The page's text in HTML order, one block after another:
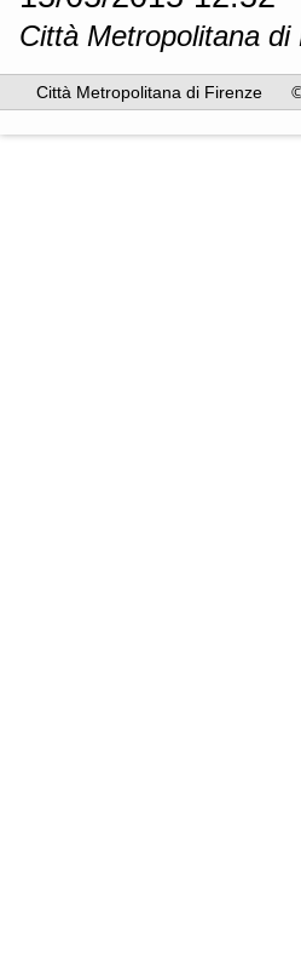
Città Metropolitana di
Città Metropolitana di Firenze